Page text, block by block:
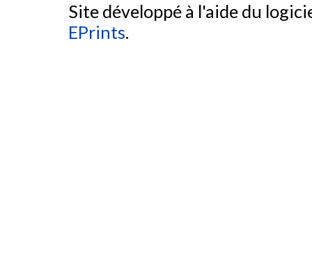
Site développé à l'aide du
EPrints.